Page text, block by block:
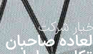
شرکت
صاحبان